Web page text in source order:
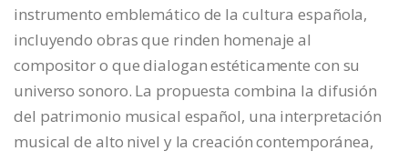
instrumento emblemático de la cultura española,
incluyendo obras que rinden homenaje al
compositor o que dialogan estéticamente con su
universo sonoro. La propuesta combina la difusión
del patrimonio musical español, una interpretación
musical de alto nivel y la creación contemporánea,